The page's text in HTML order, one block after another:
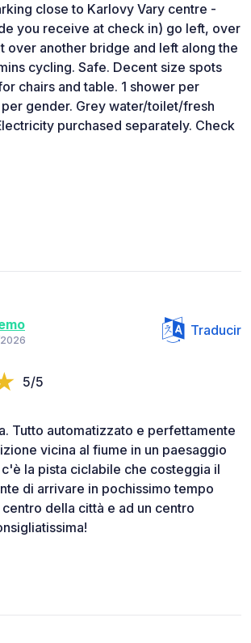
close to Karlovy Vary centre -
you receive at check in) go left, over
over another bridge and left along the
cycling. Safe. Decent size spots
chairs and table. 1 shower per
gender. Grey water/toilet/fresh
purchased separately. Check
Traducir
5/5
Tutto automatizzato e perfettamente
vicina al fiume in un paesaggio
la pista ciclabile che costeggia il
di arrivare in pochissimo tempo
della città e ad un centro